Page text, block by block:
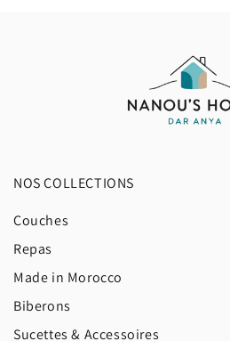
NOS COLLECTIONS
Couches
Repas
Made in Morocco
Biberons
Sucettes & Accessoires